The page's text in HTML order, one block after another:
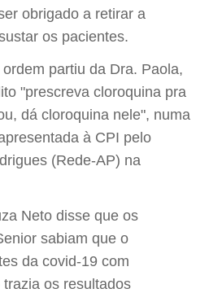
obrigado a retirar a
os pacientes.
partiu da Dra. Paola,
"prescreva cloroquina pra
dá cloroquina nele", numa
à CPI pelo
(Rede-AP) na
Neto disse que os
sabiam que o
da covid-19 com
os resultados